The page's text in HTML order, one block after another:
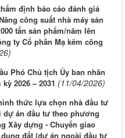
định báo cáo đánh giá
công suất nhà máy sản
tấn sản phẩm/năm lên
ty Cổ phần Mạ kẽm công
Phó Chủ tịch Ủy ban nhân
2026 – 2031 (11/04/2026)
thức lựa chọn nhà đầu tư
án đầu tư theo phương
Xây dựng - Chuyển giao
đất (dự án ngoài đầu tư